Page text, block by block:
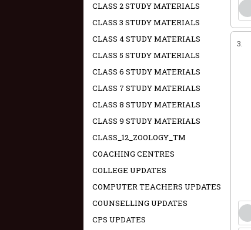
3.
CLASS 2 STUDY MATERIALS
CLASS 3 STUDY MATERIALS
CLASS 4 STUDY MATERIALS
CLASS 5 STUDY MATERIALS
CLASS 6 STUDY MATERIALS
CLASS 7 STUDY MATERIALS
CLASS 8 STUDY MATERIALS
CLASS 9 STUDY MATERIALS
CLASS_12_ZOOLOGY_TM
COACHING CENTRES
COLLEGE UPDATES
COMPUTER TEACHERS UPDATES
COUNSELLING UPDATES
CPS UPDATES